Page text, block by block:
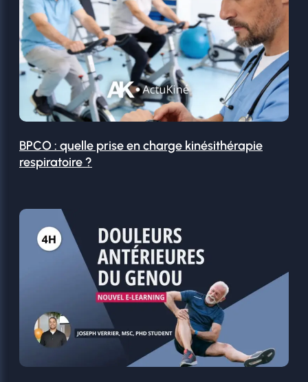
BPCO : quelle prise en charge kinésithérapie
respiratoire ?